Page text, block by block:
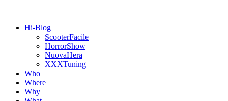
Hi-Blog
ScooterFacile
HorrorShow
NuovaHera
XXXTuning
Who
Where
Why